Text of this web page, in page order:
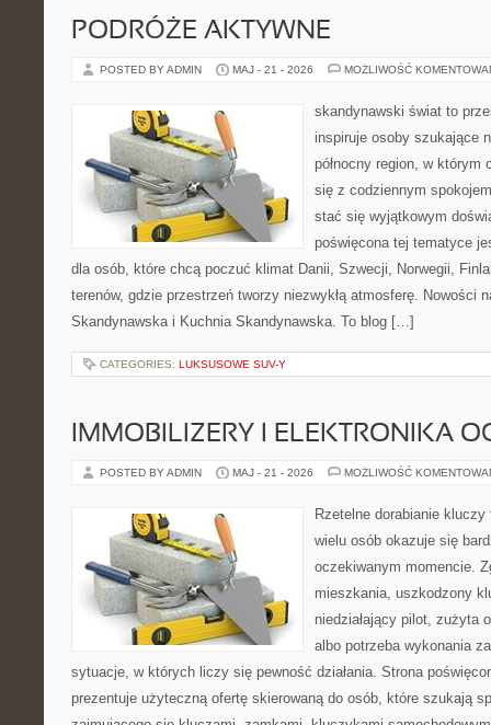
PODRÓŻE AKTYWNE
POSTED BY ADMIN MAJ - 21 - 2026 MOŻLIWOŚĆ
skandynawski świat to
inspiruje osoby szukające
północny region, w
się z codziennym
stać się wyjątkowym
poświęcona tej tematyce
dla osób, które chcą poczuć klimat Danii, Szwecji, Norwegii,
terenów, gdzie przestrzeń tworzy niezwykłą atmosferę. Nowości
Skandynawska i Kuchnia Skandynawska. To blog […]
CATEGORIES: LUKSUSOWE SUV-Y
IMMOBILIZERY I ELEKTRONIKA
POSTED BY ADMIN MAJ - 21 - 2026 MOŻLIWOŚĆ
Rzetelne dorabianie
wielu osób okazuje się
oczekiwanym momencie.
mieszkania, uszkodzony
niedziałający pilot, zużyta
albo potrzeba wykonania
sytuacje, w których liczy się pewność działania. Strona
prezentuje użyteczną ofertę skierowaną do osób, które szukają